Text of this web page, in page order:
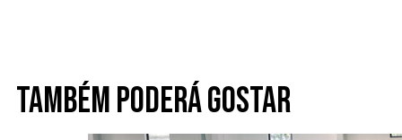
Também poderá gostar